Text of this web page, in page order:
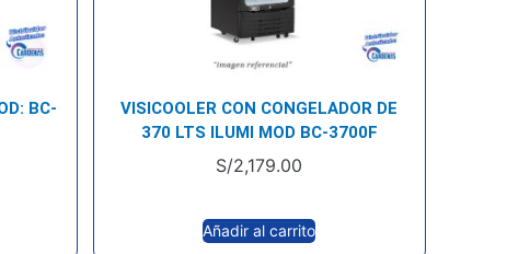
BC-
VISICOOLER CON CONGELADOR DE
370 LTS ILUMI MOD BC-3700F
S/2,179.00
Añadir al carrito